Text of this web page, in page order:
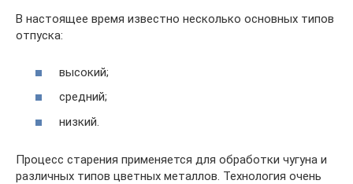
В настоящее время известно несколько основных типов
отпуска:
высокий;
средний;
низкий.
Процесс старения применяется для обработки чугуна и
различных типов цветных металлов. Технология очень